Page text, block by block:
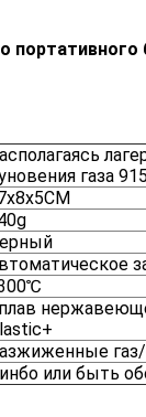
портативного
газа 915
газ/
или быть